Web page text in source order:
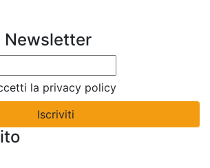
Newsletter
la privacy policy